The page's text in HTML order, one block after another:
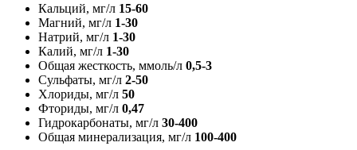
Кальций, мг/л 15-60
Магний, мг/л 1-30
Натрий, мг/л 1-30
Калий, мг/л 1-30
Общая жесткость, ммоль/л 0,5-3
Сульфаты, мг/л 2-50
Хлориды, мг/л 50
Фториды, мг/л 0,47
Гидрокарбонаты, мг/л 30-400
Общая минерализация, мг/л 100-400